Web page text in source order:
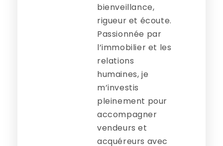
bienveillance,
rigueur et écoute.
Passionnée par
l’immobilier et les
relations
humaines, je
m’investis
pleinement pour
accompagner
vendeurs et
acquéreurs avec